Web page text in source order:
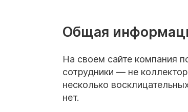
Общая
На своем сайте компания
сотрудники — не
несколько
нет.